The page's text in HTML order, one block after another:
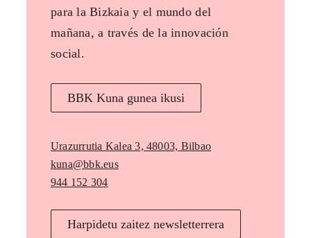
para la Bizkaia y el mundo del
mañana, a través de la innovación
social.
BBK Kuna gunea ikusi
Urazurrutia Kalea 3, 48003, Bilbao
kuna@bbk.eus
944 152 304
Harpidetu zaitez newsletterrera